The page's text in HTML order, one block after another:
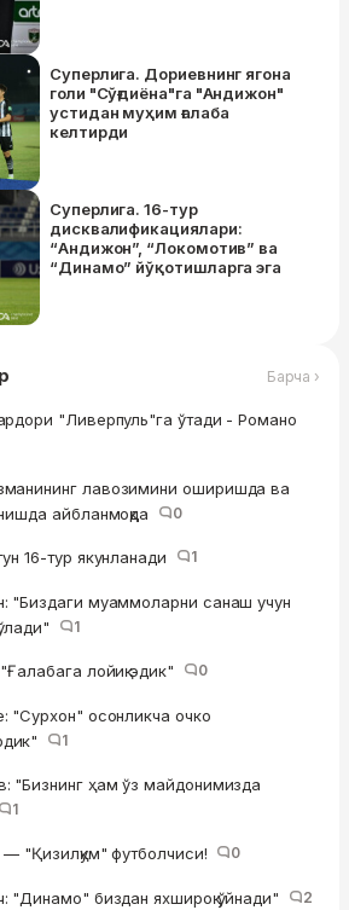
Суперлига. Дориевнинг ягона
голи "Сўғдиёна"га "Андижон"
устидан муҳим ғалаба
келтирди
Суперлига. 16-тур
дисквалификациялари:
“Андижон”, “Локомотив” ва
“Динамо” йўқотишларга эга
Барча ›
"Ливерпуль"га ўтади - Романо
лавозимини оширишда ва
айбланмоқда
0
16-тур якунланади 1
"Биздаги муаммоларни санаш учун
1
лойиқ эдик" 0
"Сурхон" осонликча очко
1
"Бизнинг ҳам ўз майдонимизда
1
"Қизилқум" футболчиси! 0
"Динамо" биздан яхшироқ ўйнади" 2